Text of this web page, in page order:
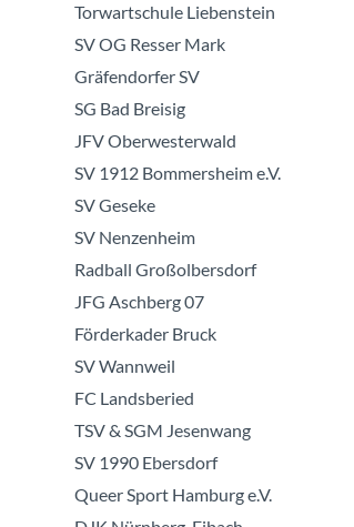
Torwartschule Liebenstein
SV OG Resser Mark
Gräfendorfer SV
SG Bad Breisig
JFV Oberwesterwald
SV 1912 Bommersheim e.V.
SV Geseke
SV Nenzenheim
Radball Großolbersdorf
JFG Aschberg 07
Förderkader Bruck
SV Wannweil
FC Landsberied
TSV & SGM Jesenwang
SV 1990 Ebersdorf
Queer Sport Hamburg e.V.